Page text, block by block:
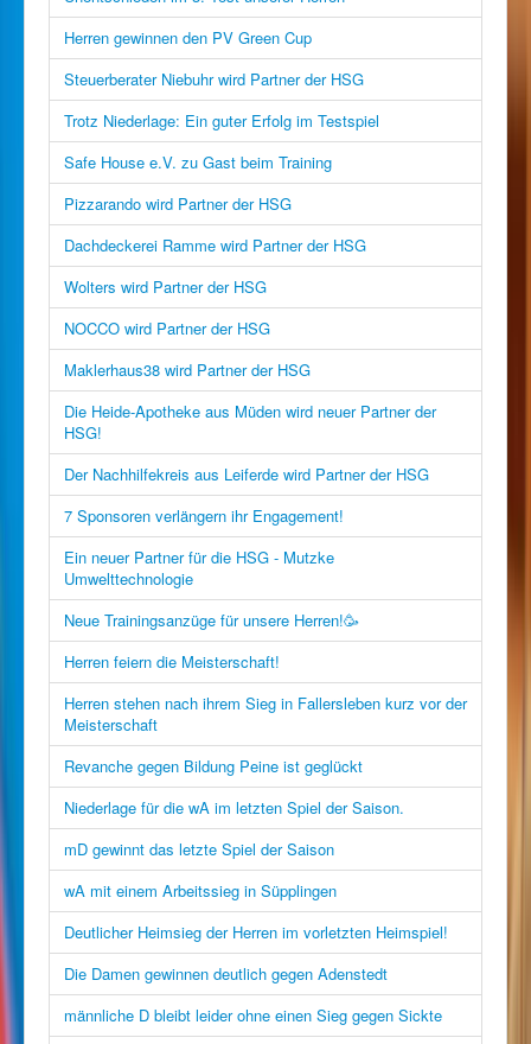
Herren gewinnen den PV Green Cup
Steuerberater Niebuhr wird Partner der HSG
Trotz Niederlage: Ein guter Erfolg im Testspiel
Safe House e.V. zu Gast beim Training
Pizzarando wird Partner der HSG
Dachdeckerei Ramme wird Partner der HSG
Wolters wird Partner der HSG
NOCCO wird Partner der HSG
Maklerhaus38 wird Partner der HSG
Die Heide-Apotheke aus Müden wird neuer Partner der
HSG!
Der Nachhilfekreis aus Leiferde wird Partner der HSG
7 Sponsoren verlängern ihr Engagement!
Ein neuer Partner für die HSG - Mutzke
Umwelttechnologie
Neue Trainingsanzüge für unsere Herren!🥳
Herren feiern die Meisterschaft!
Herren stehen nach ihrem Sieg in Fallersleben kurz vor der
Meisterschaft
Revanche gegen Bildung Peine ist geglückt
Niederlage für die wA im letzten Spiel der Saison.
mD gewinnt das letzte Spiel der Saison
wA mit einem Arbeitssieg in Süpplingen
Deutlicher Heimsieg der Herren im vorletzten Heimspiel!
Die Damen gewinnen deutlich gegen Adenstedt
männliche D bleibt leider ohne einen Sieg gegen Sickte